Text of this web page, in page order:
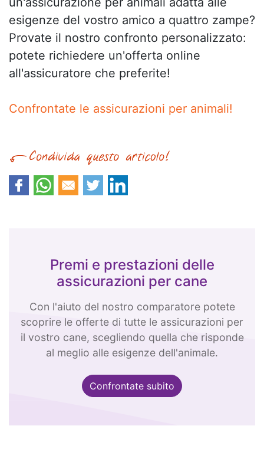
esigenze del vostro amico a quattro zampe?
Provate il nostro confronto personalizzato:
potete richiedere un'offerta online
all'assicuratore che preferite!
Confrontate le assicurazioni per animali!
Premi e prestazioni delle
assicurazioni per cane
Con l'aiuto del nostro comparatore potete
scoprire le offerte di tutte le assicurazioni per
il vostro cane, scegliendo quella che risponde
al meglio alle esigenze dell'animale.
Confrontate subito